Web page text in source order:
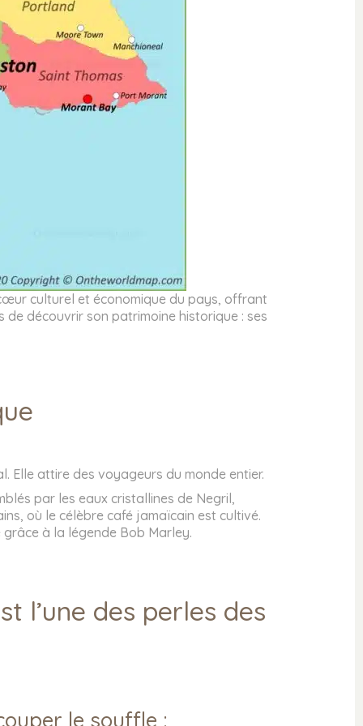
culturel et économique du pays, offrant
découvrir son patrimoine historique : ses
Elle attire des voyageurs du monde entier.
par les eaux cristallines de Negril,
où le célèbre café jamaïcain est cultivé.
à la légende Bob Marley.
l’une des perles des
le souffle :